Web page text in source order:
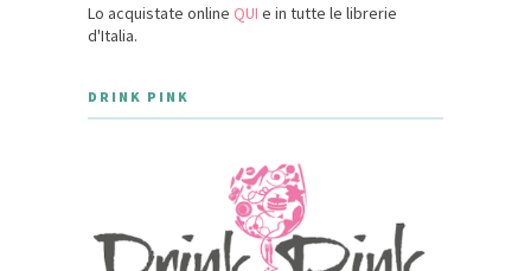
Lo acquistate online QUI e in tutte le librerie
d'Italia.
DRINK PINK